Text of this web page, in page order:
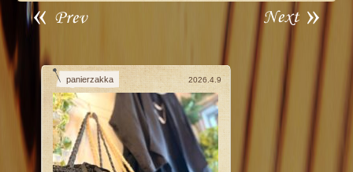
panierzakka 2026.4.9